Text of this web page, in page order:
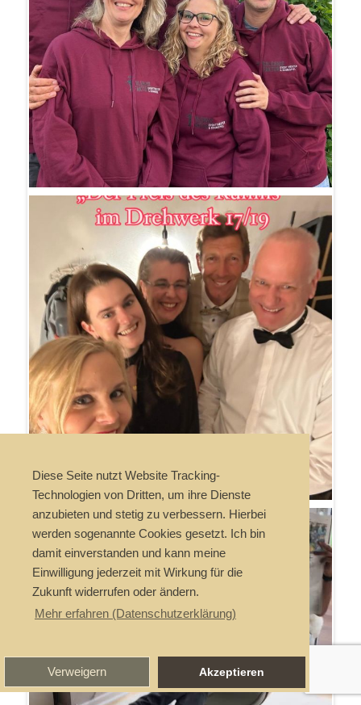
Diese Seite nutzt Website Tracking-
Technologien von Dritten, um ihre Dienste
anzubieten und stetig zu verbessern. Hierbei
werden sogenannte Cookies gesetzt. Ich bin
damit einverstanden und kann meine
Einwilligung jederzeit mit Wirkung für die
Zukunft widerrufen oder ändern.
Mehr erfahren (Datenschutzerklärung)
Verweigern Akzeptieren